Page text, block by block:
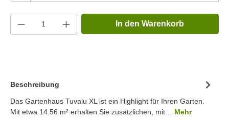
In den Warenkorb
Beschreibung
Das Gartenhaus Tuvalu XL ist ein Highlight für Ihren Garten.
Mit etwa 14.56 m² erhalten Sie zusätzlichen, mit… Mehr